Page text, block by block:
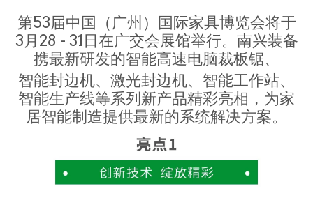
第53届中国（广州）国际家具博览会将于
3月28 - 31日在广交会展馆举行。南兴装备
携最新研发的智能高速电脑裁板锯、
智能封边机、激光封边机、智能工作站、
智能生产线等系列新产品精彩亮相，为家
居智能制造提供最新的系统解决方案。